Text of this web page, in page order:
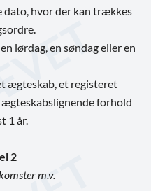
dato, hvor der kan trækkes
lørdag, en søndag eller en
ægteskab, et registeret
forhold
1 år.
2
m.v.